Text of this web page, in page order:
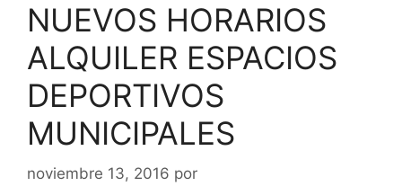
NUEVOS HORARIOS
ALQUILER ESPACIOS
DEPORTIVOS
MUNICIPALES
noviembre 13, 2016 por